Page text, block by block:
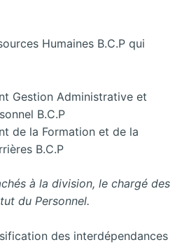
Humaines B.C.P qui
Gestion Administrative et
B.C.P
de la Formation et de la
B.C.P
à la division, le chargé des
du Personnel.